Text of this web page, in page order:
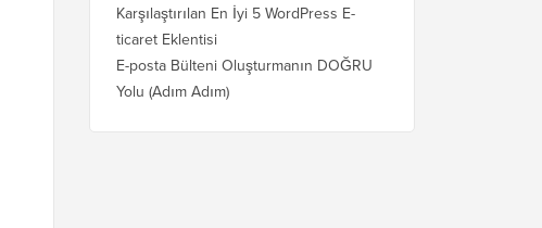
Karşılaştırılan En İyi 5 WordPress E-
ticaret Eklentisi
E-posta Bülteni Oluşturmanın DOĞRU
Yolu (Adım Adım)